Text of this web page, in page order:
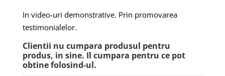
In video-uri demonstrative. Prin promovarea
testimonialelor.
Clientii nu cumpara produsul pentru
produs, in sine. Il cumpara pentru ce pot
obtine folosind-ul.